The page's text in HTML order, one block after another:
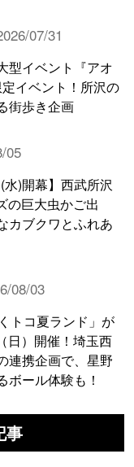
07/31
型イベント『アオ
イベント！所沢の
街歩き企画
05
水)開幕】西武所沢
の巨大虫かご出
カブクワとふれあ
08/03
トコ夏ランド」が
日）開催！埼玉西
連携企画で、星野
ボール体験も！
事